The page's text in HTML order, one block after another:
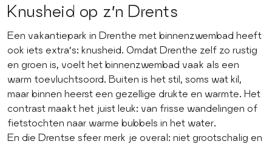
Knusheid op z’n Drents
Een vakantiepark in Drenthe met binnenzwembad heeft
ook iets extra’s: knusheid. Omdat Drenthe zelf zo rustig
en groen is, voelt het binnenzwembad vaak als een
warm toevluchtsoord. Buiten is het stil, soms wat kil,
maar binnen heerst een gezellige drukte en warmte. Het
contrast maakt het juist leuk: van frisse wandelingen of
fietstochten naar warme bubbels in het water.
En die Drentse sfeer merk je overal: niet grootschalig en